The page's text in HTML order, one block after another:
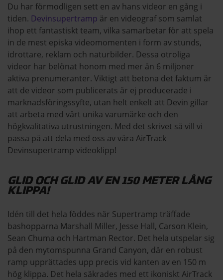
Du har förmodligen sett en av hans videor en gång i
tiden. Devinsupertramp är en videograf som samlat
ihop ett fantastiskt team, vilka samarbetar för att spela
in de mest episka videomomenten i form av stunds,
idrottare, reklam och naturbilder. Dessa otroliga
videor har belönat honom med mer än 6 miljoner
aktiva prenumeranter. Viktigt att betona det faktum är
att de videor som publicerats är ej producerade i
marknadsföringssyfte, utan helt enkelt att Devin gillar
att arbeta med vårt unika varumärke och den
högkvalitativa utrustningen. Med det skrivet så vill vi
passa på att dela med oss av våra AirTrack
Devinsupertramp videoklipp!
GLID OCH GLID AV EN 150 METER LÅNG
KLIPPA!
Idén till det hela föddes när Supertramp träffade
bashopparna Marshall Miller, Jesse Hall, Carson Klein,
Sean Chuma och Hartman Rector. Det hela utspelar sig
på den mytomspunna Grand Canyon, där en robust
ramp upprättades upp precis vid kanten av en 150 m
hög klippa. Det hela säkrades med ett ikoniskt AirTrack